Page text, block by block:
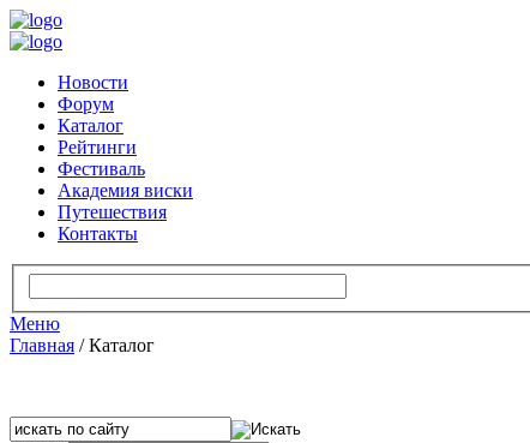
Новости
Форум
Каталог
Рейтинги
Фестиваль
Академия виски
Путешествия
Контакты
Меню
Главная /Каталог